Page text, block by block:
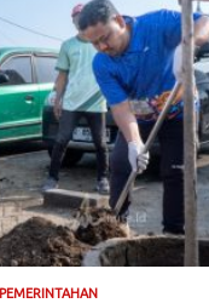
PEMERINTAHAN